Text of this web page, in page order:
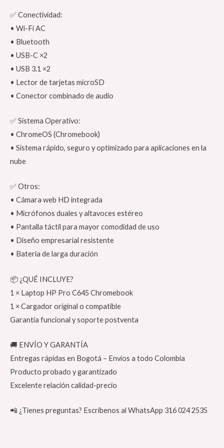
✅ Conectividad:
• Wi-Fi AC
• Bluetooth
• USB-C ×2
• USB 3.1 ×2
• Lector de tarjetas microSD
• Conector combinado de audio
✅ Sistema Operativo:
• ChromeOS (Chromebook)
• Sistema rápido, seguro y optimizado para aplicaciones en la
nube
✅ Otros:
• Cámara web HD integrada
• Micrófonos duales y altavoces estéreo
• Pantalla táctil para mayor comodidad de uso
• Diseño empresarial resistente
• Batería de larga duración
📦 ¿QUÉ INCLUYE?
1 × Laptop HP Pro C645 Chromebook
1 × Cargador original o compatible
Garantía funcional y soporte postventa
🚚 ENVÍO Y GARANTÍA
Entregas rápidas en Bogotá – Envíos a todo Colombia
Producto probado y garantizado
Excelente relación calidad-precio
📲 ¿Tienes preguntas? Escríbenos al WhatsApp 316 024 2535